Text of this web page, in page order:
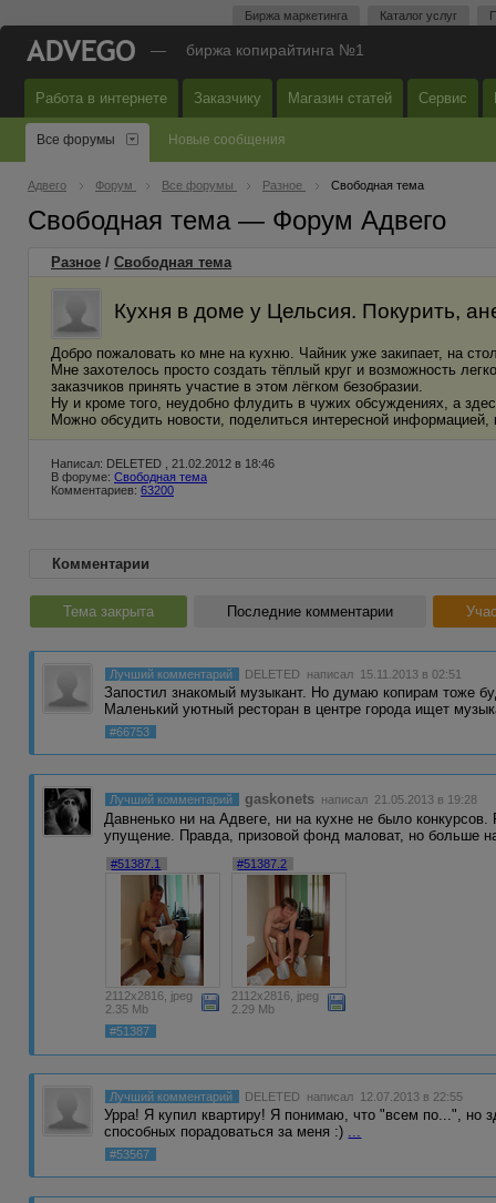
Биржа маркетинга Каталог услуг
— биржа копирайтинга №1
Работа в интернете Заказчику Магазин статей Сервис
Все форумы Новые сообщения
Адвего Форум Все форумы Разное Свободная тема
Свободная тема — Форум Адвего
Разное / Свободная тема
Кухня в доме у Цельсия. Покурить,
Добро пожаловать ко мне на кухню. Чайник уже закипает, на
Мне захотелось просто создать тёплый круг и возможность
заказчиков принять участие в этом лёгком безобразии.
Ну и кроме того, неудобно флудить в чужих обсуждениях, а
Можно обсудить новости, поделиться интересной
Написал: DELETED , 21.02.2012 в 18:46
В форуме: Свободная тема
Комментариев: 63200
Комментарии
Тема закрыта Последние комментарии
Лучший комментарий DELETED написал 15.11.2013 в 02:51
Запостил знакомый музыкант. Но думаю копирам тоже
Маленький уютный ресторан в центре города ищет
#66753
Лучший комментарий gaskonets написал 21.05.2013 в 19:28
Давненько ни на Адвеге, ни на кухне не было
упущение. Правда, призовой фонд маловат, но больше
#51387.1
2112x2816, jpeg
2.35 Mb
#51387.2
2112x2816, jpeg
2.29 Mb
#51387
Лучший комментарий DELETED написал 12.07.2013 в 22:55
Урра! Я купил квартиру! Я понимаю, что "всем по...", но
способных порадоваться за меня :) ...
#53567